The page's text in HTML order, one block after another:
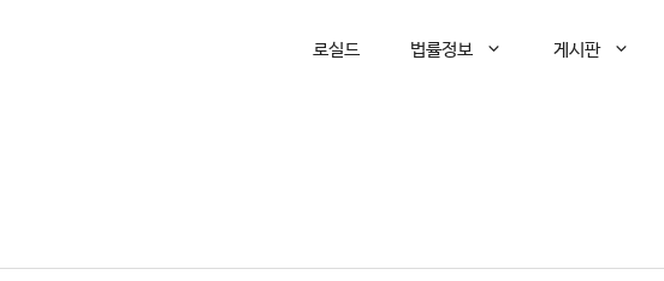
로실드 법률정보 게시판